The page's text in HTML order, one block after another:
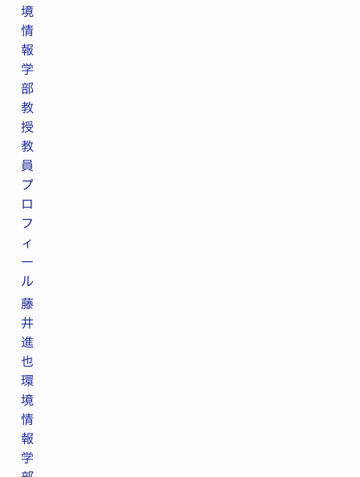
境
情
報
学
部
教
授
教
員
プ
ロ
フ
ィ
ー
ル
藤
井
進
也
環
境
情
報
学